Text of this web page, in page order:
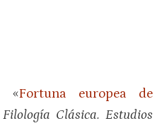
«Fortuna europea de
Clásica. Estudios